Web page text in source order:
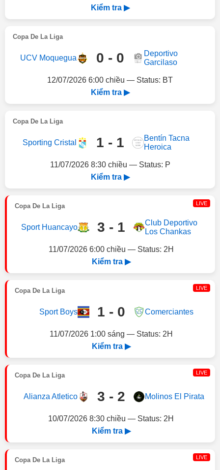
Kiểm tra ▶
Copa De La Liga
UCV Moquegua 0 - 0
Deportivo
Garcilaso
12/07/2026 6:00 chiều — Status: BT
Kiểm tra ▶
Copa De La Liga
Sporting Cristal 1 - 1
Bentín Tacna
Heroica
11/07/2026 8:30 chiều — Status: P
Kiểm tra ▶
Copa De La Liga LIVE
Sport Huancayo 3 - 1
Club Deportivo
Los Chankas
11/07/2026 6:00 chiều — Status: 2H
Kiểm tra ▶
Copa De La Liga LIVE
Sport Boys 1 - 0 Comerciantes
11/07/2026 1:00 sáng — Status: 2H
Kiểm tra ▶
Copa De La Liga LIVE
Alianza Atletico 3 - 2 Molinos El Pirata
10/07/2026 8:30 chiều — Status: 2H
Kiểm tra ▶
Copa De La Liga LIVE